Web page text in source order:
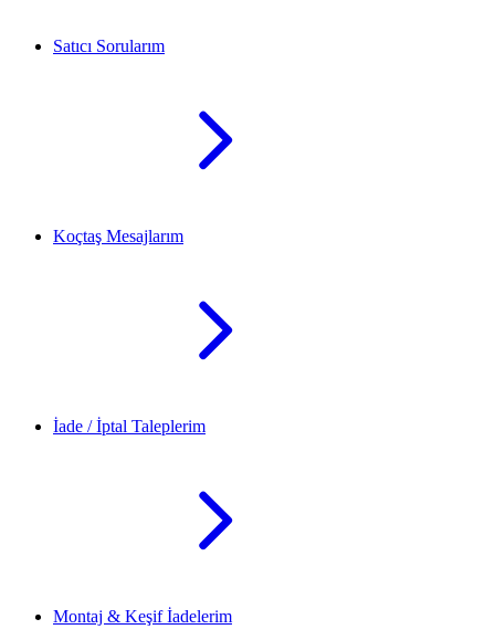
Satıcı Sorularım
Koçtaş Mesajlarım
İade / İptal Taleplerim
Montaj & Keşif İadelerim